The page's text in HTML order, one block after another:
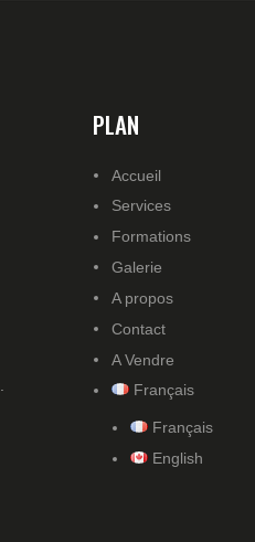
PLAN
Accueil
Services
Formations
Galerie
A propos
Contact
A Vendre
Français
Français
English